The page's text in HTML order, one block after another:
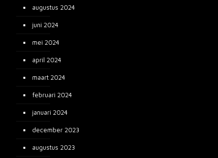
augustus 2024
juni 2024
mei 2024
april 2024
maart 2024
februari 2024
januari 2024
december 2023
augustus 2023